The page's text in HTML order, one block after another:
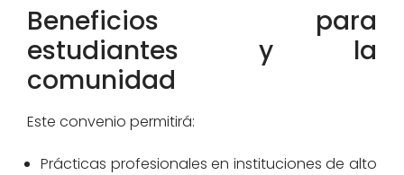
Beneficios para
estudiantes y la
comunidad
Este convenio permitirá:
Prácticas profesionales en instituciones de alto